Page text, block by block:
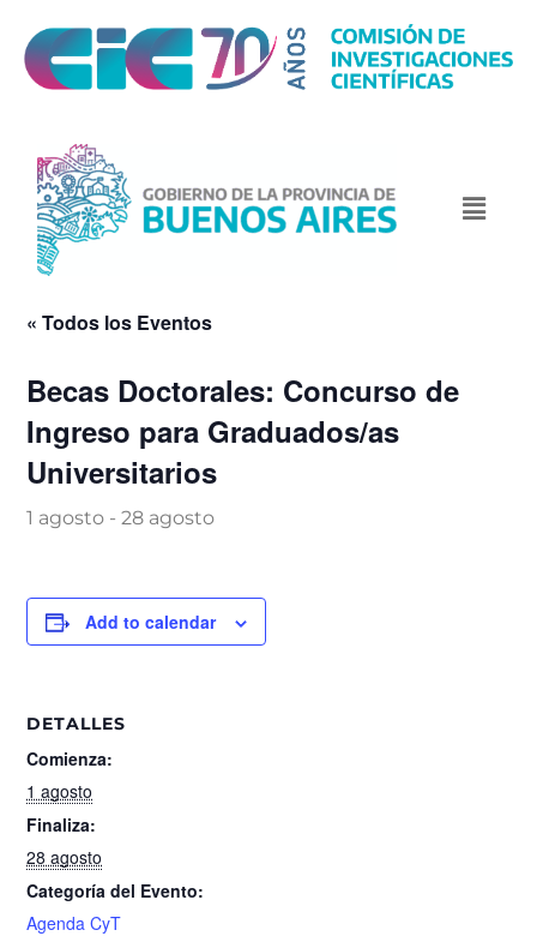
« Todos los Eventos
Becas Doctorales: Concurso de
Ingreso para Graduados/as
Universitarios
1 agosto -28 agosto
Add to calendar
DETALLES
Comienza:
1 agosto
Finaliza:
28 agosto
Categoría del Evento:
Agenda CyT